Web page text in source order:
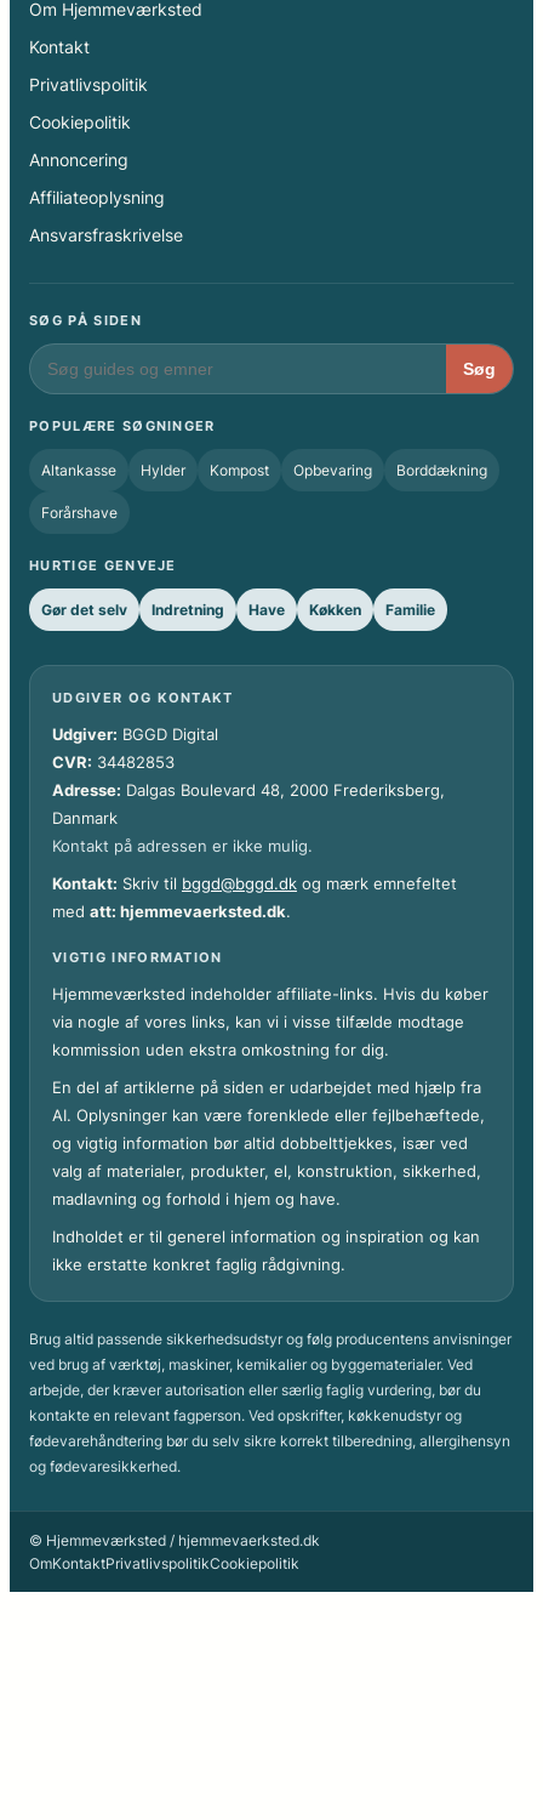
Om Hjemmeværksted
Kontakt
Privatlivspolitik
Cookiepolitik
Annoncering
Affiliateoplysning
Ansvarsfraskrivelse
SØG PÅ SIDEN
Søg
POPULÆRE SØGNINGER
Altankasse Hylder Kompost Opbevaring Borddækning
Forårshave
HURTIGE GENVEJE
Gør det selv Indretning Have Køkken Familie
UDGIVER OG KONTAKT
Udgiver: BGGD Digital
CVR: 34482853
Adresse: Dalgas Boulevard 48, 2000 Frederiksberg,
Danmark
Kontakt på adressen er ikke mulig.
Kontakt: Skriv til bggd@bggd.dk og mærk emnefeltet
med att: hjemmevaerksted.dk.
VIGTIG INFORMATION
Hjemmeværksted indeholder affiliate-links. Hvis du køber
via nogle af vores links, kan vi i visse tilfælde modtage
kommission uden ekstra omkostning for dig.
En del af artiklerne på siden er udarbejdet med hjælp fra
AI. Oplysninger kan være forenklede eller fejlbehæftede,
og vigtig information bør altid dobbelttjekkes, især ved
valg af materialer, produkter, el, konstruktion, sikkerhed,
madlavning og forhold i hjem og have.
Indholdet er til generel information og inspiration og kan
ikke erstatte konkret faglig rådgivning.
Brug altid passende sikkerhedsudstyr og følg producentens anvisninger
ved brug af værktøj, maskiner, kemikalier og byggematerialer. Ved
arbejde, der kræver autorisation eller særlig faglig vurdering, bør du
kontakte en relevant fagperson. Ved opskrifter, køkkenudstyr og
fødevarehåndtering bør du selv sikre korrekt tilberedning, allergihensyn
og fødevaresikkerhed.
© Hjemmeværksted / hjemmevaerksted.dk
OmKontaktPrivatlivspolitikCookiepolitik